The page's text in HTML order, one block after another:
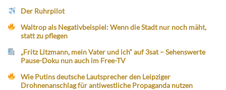
Der Ruhrpilot
Waltrop als Negativbeispiel: Wenn die Stadt nur noch mäht,
statt zu pflegen
„Fritz Litzmann, mein Vater und ich“ auf 3sat – Sehenswerte
Pause-Doku nun auch im Free-TV
Wie Putins deutsche Lautsprecher den Leipziger
Drohnenanschlag für antiwestliche Propaganda nutzen